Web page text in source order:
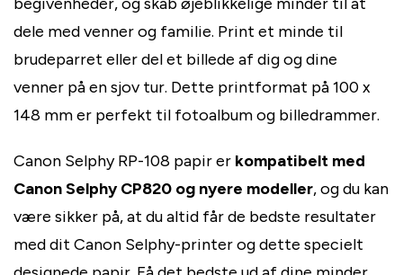
dele med venner og familie. Print et minde til
brudeparret eller del et billede af dig og dine
venner på en sjov tur. Dette printformat på 100 x
148 mm er perfekt til fotoalbum og billedrammer.
Canon Selphy RP-108 papir er kompatibelt med
Canon Selphy CP820 og nyere modeller, og du kan
være sikker på, at du altid får de bedste resultater
med dit Canon Selphy-printer og dette specielt